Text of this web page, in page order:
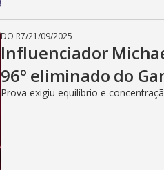
DO R7/21/09/2025
Influenciador
96º eliminado do
Prova exigiu equilíbrio e